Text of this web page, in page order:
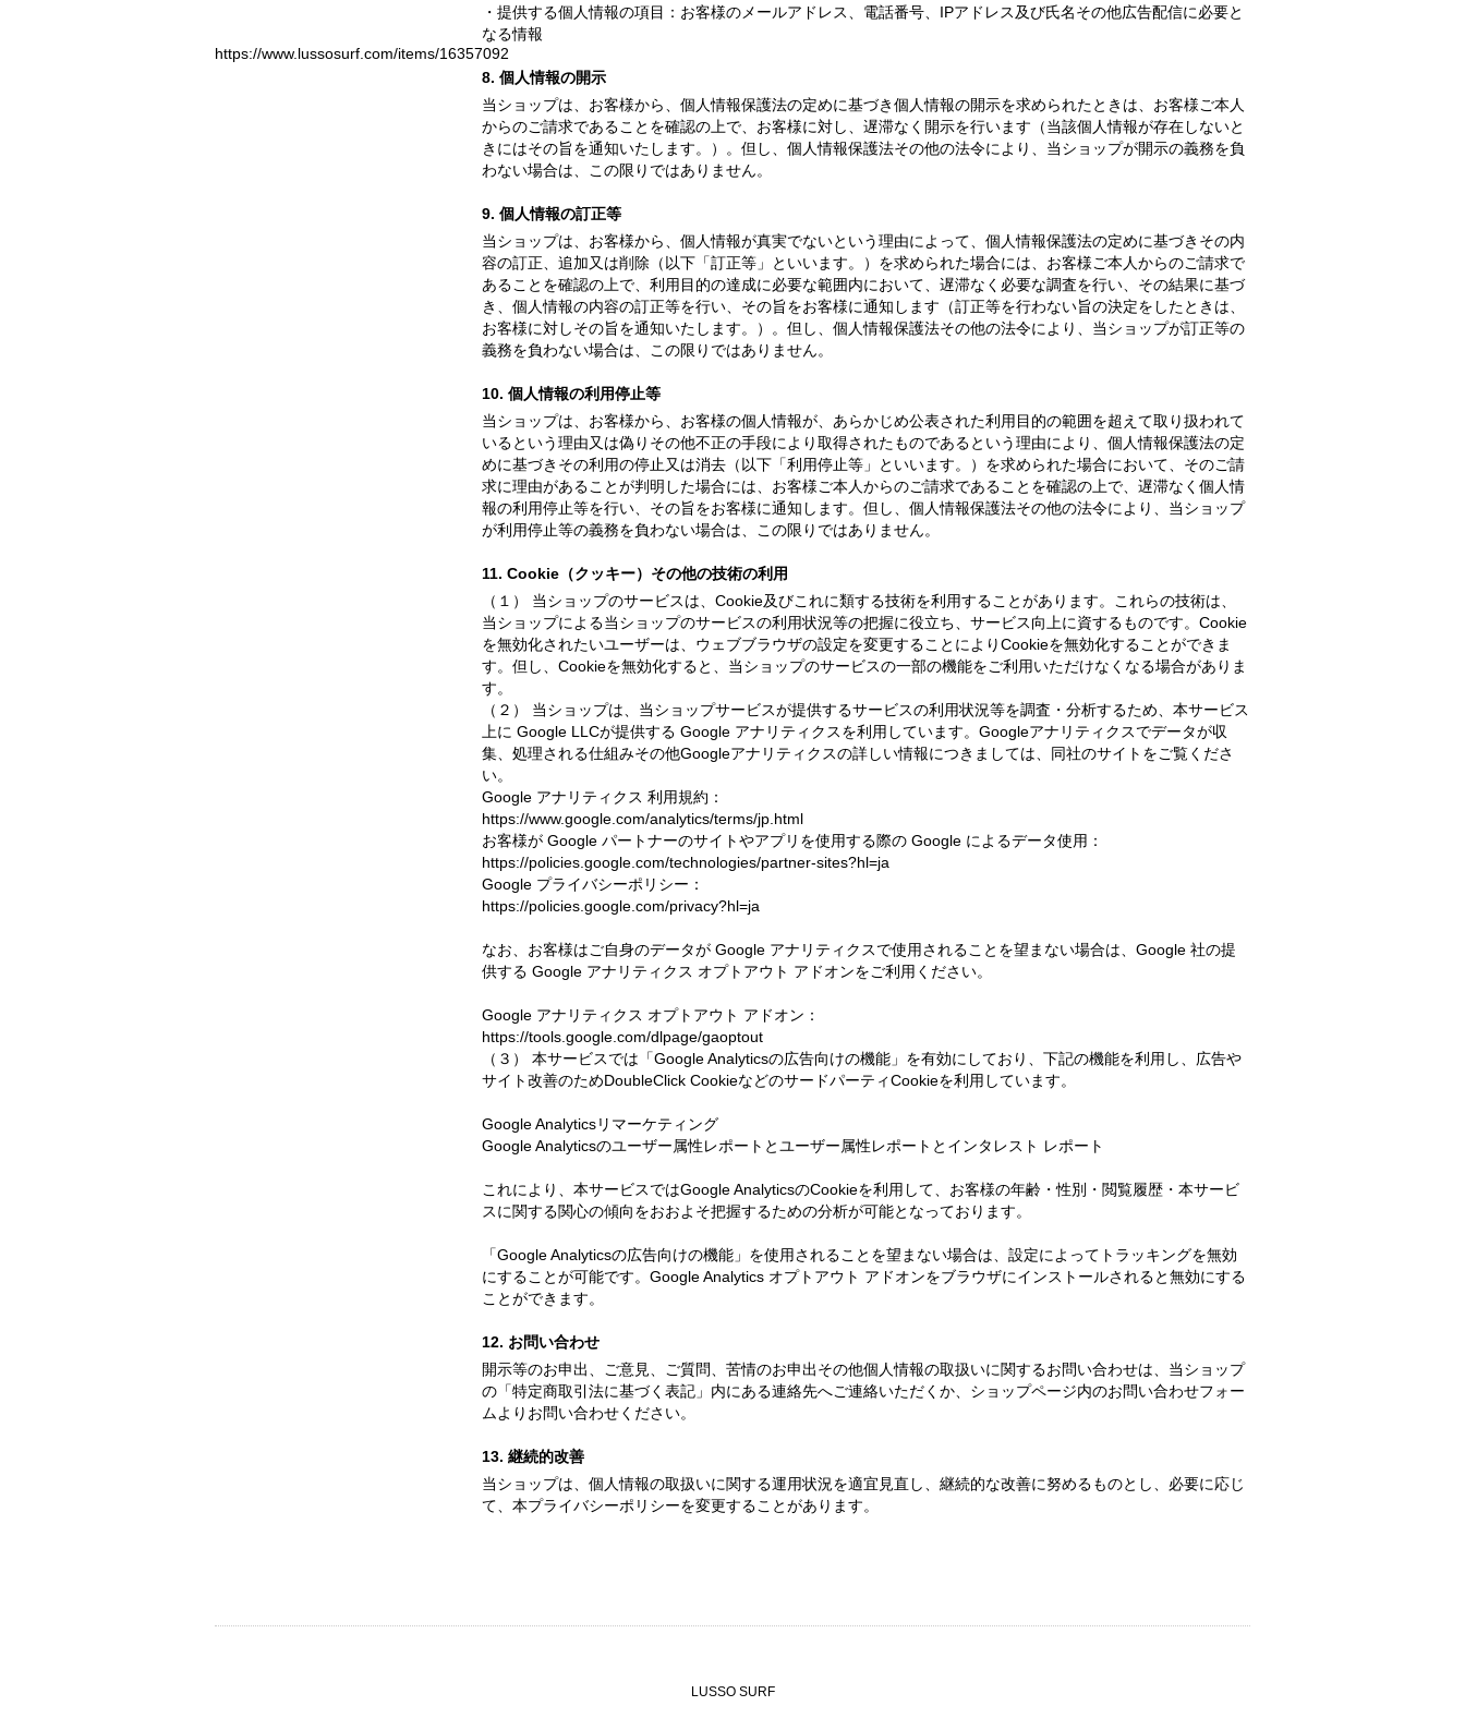
・提供する個人情報の項目：お客様のメールアドレス、電話番号、IPアドレス及び氏名その他広告配信に必要と
なる情報
8. 個人情報の開示
当ショップは、お客様から、個人情報保護法の定めに基づき個人情報の開示を求められたときは、お客様ご本人
からのご請求であることを確認の上で、お客様に対し、遅滞なく開示を行います（当該個人情報が存在しないと
きにはその旨を通知いたします。）。但し、個人情報保護法その他の法令により、当ショップが開示の義務を負
わない場合は、この限りではありません。
9. 個人情報の訂正等
当ショップは、お客様から、個人情報が真実でないという理由によって、個人情報保護法の定めに基づきその内
容の訂正、追加又は削除（以下「訂正等」といいます。）を求められた場合には、お客様ご本人からのご請求で
あることを確認の上で、利用目的の達成に必要な範囲内において、遅滞なく必要な調査を行い、その結果に基づ
き、個人情報の内容の訂正等を行い、その旨をお客様に通知します（訂正等を行わない旨の決定をしたときは、
お客様に対しその旨を通知いたします。）。但し、個人情報保護法その他の法令により、当ショップが訂正等の
義務を負わない場合は、この限りではありません。
10. 個人情報の利用停止等
当ショップは、お客様から、お客様の個人情報が、あらかじめ公表された利用目的の範囲を超えて取り扱われて
いるという理由又は偽りその他不正の手段により取得されたものであるという理由により、個人情報保護法の定
めに基づきその利用の停止又は消去（以下「利用停止等」といいます。）を求められた場合において、そのご請
求に理由があることが判明した場合には、お客様ご本人からのご請求であることを確認の上で、遅滞なく個人情
報の利用停止等を行い、その旨をお客様に通知します。但し、個人情報保護法その他の法令により、当ショップ
が利用停止等の義務を負わない場合は、この限りではありません。
11. Cookie（クッキー）その他の技術の利用
（１） 当ショップのサービスは、Cookie及びこれに類する技術を利用することがあります。これらの技術は、
当ショップによる当ショップのサービスの利用状況等の把握に役立ち、サービス向上に資するものです。Cookie
を無効化されたいユーザーは、ウェブブラウザの設定を変更することによりCookieを無効化することができま
す。但し、Cookieを無効化すると、当ショップのサービスの一部の機能をご利用いただけなくなる場合がありま
す。
（２） 当ショップは、当ショップサービスが提供するサービスの利用状況等を調査・分析するため、本サービス
上に Google LLCが提供する Google アナリティクスを利用しています。Googleアナリティクスでデータが収
集、処理される仕組みその他Googleアナリティクスの詳しい情報につきましては、同社のサイトをご覧くださ
い。
Google アナリティクス 利用規約：
https://www.google.com/analytics/terms/jp.html
お客様が Google パートナーのサイトやアプリを使用する際の Google によるデータ使用：
https://policies.google.com/technologies/partner-sites?hl=ja
Google プライバシーポリシー：
https://policies.google.com/privacy?hl=ja
なお、お客様はご自身のデータが Google アナリティクスで使用されることを望まない場合は、Google 社の提
供する Google アナリティクス オプトアウト アドオンをご利用ください。
Google アナリティクス オプトアウト アドオン：
https://tools.google.com/dlpage/gaoptout
（３） 本サービスでは「Google Analyticsの広告向けの機能」を有効にしており、下記の機能を利用し、広告や
サイト改善のためDoubleClick CookieなどのサードパーティCookieを利用しています。
Google Analyticsリマーケティング
Google Analyticsのユーザー属性レポートとユーザー属性レポートとインタレスト レポート
これにより、本サービスではGoogle AnalyticsのCookieを利用して、お客様の年齢・性別・閲覧履歴・本サービ
スに関する関心の傾向をおおよそ把握するための分析が可能となっております。
「Google Analyticsの広告向けの機能」を使用されることを望まない場合は、設定によってトラッキングを無効
にすることが可能です。Google Analytics オプトアウト アドオンをブラウザにインストールされると無効にする
ことができます。
12. お問い合わせ
開示等のお申出、ご意見、ご質問、苦情のお申出その他個人情報の取扱いに関するお問い合わせは、当ショップ
の「特定商取引法に基づく表記」内にある連絡先へご連絡いただくか、ショップページ内のお問い合わせフォー
ムよりお問い合わせください。
13. 継続的改善
当ショップは、個人情報の取扱いに関する運用状況を適宜見直し、継続的な改善に努めるものとし、必要に応じ
て、本プライバシーポリシーを変更することがあります。
https://www.lussosurf.com/items/16357092
LUSSO SURF